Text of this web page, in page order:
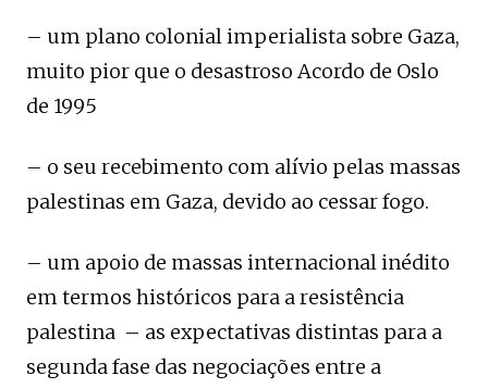
– um plano colonial imperialista sobre Gaza,
muito pior que o desastroso Acordo de Oslo
de 1995
– o seu recebimento com alívio pelas massas
palestinas em Gaza, devido ao cessar fogo.
– um apoio de massas internacional inédito
em termos históricos para a resistência
palestina – as expectativas distintas para a
segunda fase das negociações entre a